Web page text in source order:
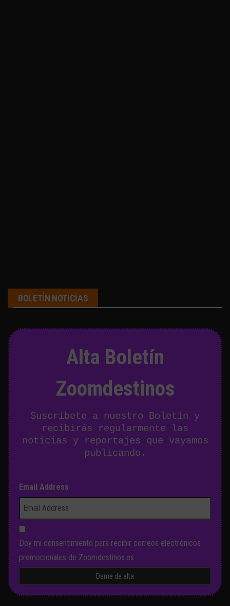
BOLETÍN NOTICIAS
Alta Boletín
Zoomdestinos
Suscríbete a nuestro Boletín y
recibirás regularmente las
noticias y reportajes que vayamos
publicando.
Email Address
Doy mi consentimiento para recibir correos electrónicos
promocionales de Zoomdestinos.es